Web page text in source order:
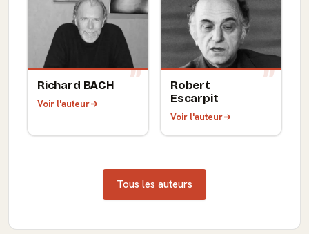
Richard BACH
Voir l'auteur
Robert
Escarpit
Voir l'auteur
Tous les auteurs